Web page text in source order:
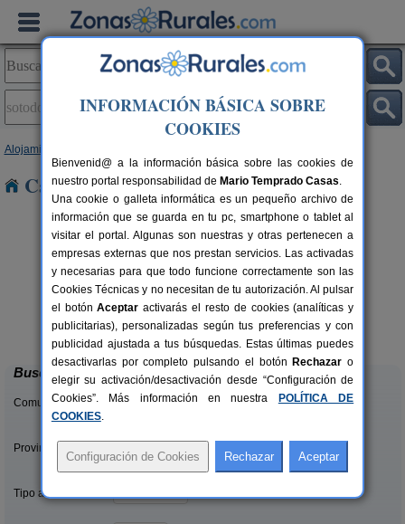
Alojamientos
Casas Rurales en Sotodosos
6-160+5 pers.
desde17 €
Albergue Rural El Autillo
Orea (Guadalajara)
Buscar
Comunidades:
Provincias/Islas:
Tipo alquiler:
INFORMACIÓN BÁSICA SOBRE
COOKIES
Bienvenid@ a la información básica sobre las cookies de
nuestro portal responsabilidad de Mario Temprado Casas.
Una cookie o galleta informática es un pequeño archivo de
información que se guarda en tu pc, smartphone o tablet al
visitar el portal. Algunas son nuestras y otras pertenecen a
empresas externas que nos prestan servicios. Las activadas
y necesarias para que todo funcione correctamente son las
Cookies Técnicas y no necesitan de tu autorización. Al pulsar
el botónAceptar activarás el resto de cookies (analíticas y
publicitarias), personalizadas según tus preferencias y con
publicidad ajustada a tus búsquedas. Estas últimas puedes
desactivarlas por completo pulsando el botón Rechazar o
elegir su activación/desactivación desde “Configuración de
Cookies”. Más información en nuestra
POLÍTICA DE
COOKIES.